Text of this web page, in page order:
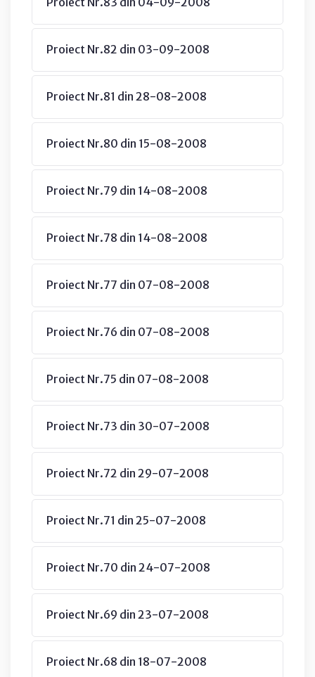
Proiect Nr.82 din 03-09-2008
Proiect Nr.81 din 28-08-2008
Proiect Nr.80 din 15-08-2008
Proiect Nr.79 din 14-08-2008
Proiect Nr.78 din 14-08-2008
Proiect Nr.77 din 07-08-2008
Proiect Nr.76 din 07-08-2008
Proiect Nr.75 din 07-08-2008
Proiect Nr.73 din 30-07-2008
Proiect Nr.72 din 29-07-2008
Proiect Nr.71 din 25-07-2008
Proiect Nr.70 din 24-07-2008
Proiect Nr.69 din 23-07-2008
Proiect Nr.68 din 18-07-2008